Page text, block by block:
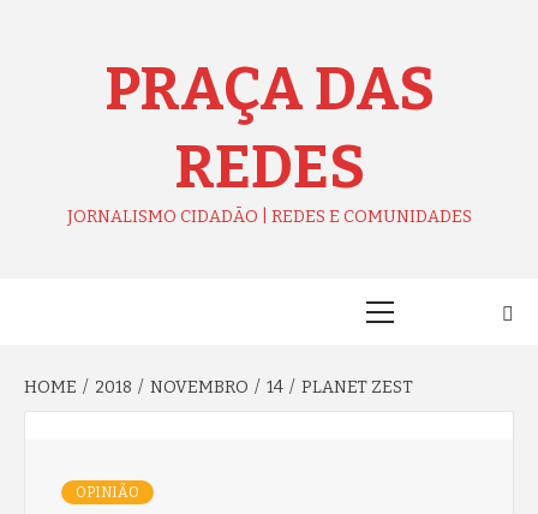
PRAÇA DAS
REDES
JORNALISMO CIDADÃO | REDES E COMUNIDADES
HOME 2018 NOVEMBRO 14 PLANET ZEST
OPINIÃO